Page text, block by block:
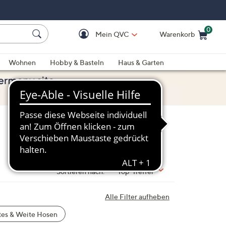
Mein QVC Warenkorb
0
Wohnen Hobby & Basteln
Haus & Garten
Sortieren nach: Top-Treffer
Alle Filter aufheben
& Weite Hosen